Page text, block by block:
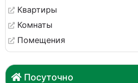
Квартиры
Комнаты
Помещения
Посуточно